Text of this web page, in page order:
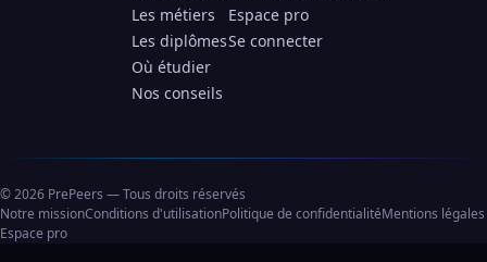
Les métiers
Les diplômes
Où étudier
Nos conseils
Espace pro
Se connecter
© 2026 PrePeers — Tous droits réservés
Notre missionConditions d'utilisationPolitique de confidentialitéMentions légales
Espace pro